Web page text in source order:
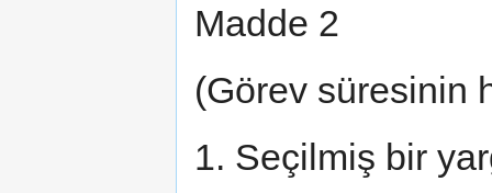
Madde 2
(Görev süresinin
1. Seçilmiş bir